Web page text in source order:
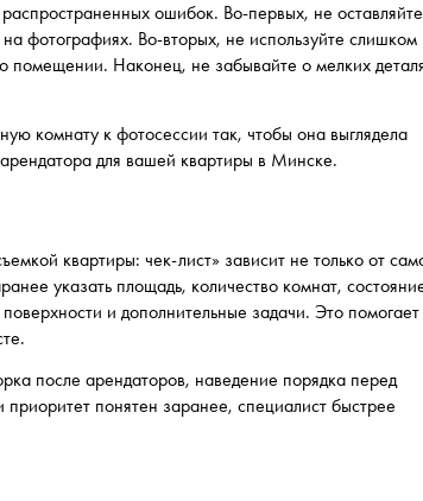
ошибок. Во-первых, не оставляйте
фотографиях. Во-вторых, не используйте слишком
помещении. Наконец, не забывайте о мелких
комнату к фотосессии так, чтобы она выглядела
для вашей квартиры в Минске.
квартиры: чек-лист» зависит не только от
указать площадь, количество комнат,
и дополнительные задачи. Это помогает
после арендаторов, наведение порядка перед
понятен заранее, специалист быстрее